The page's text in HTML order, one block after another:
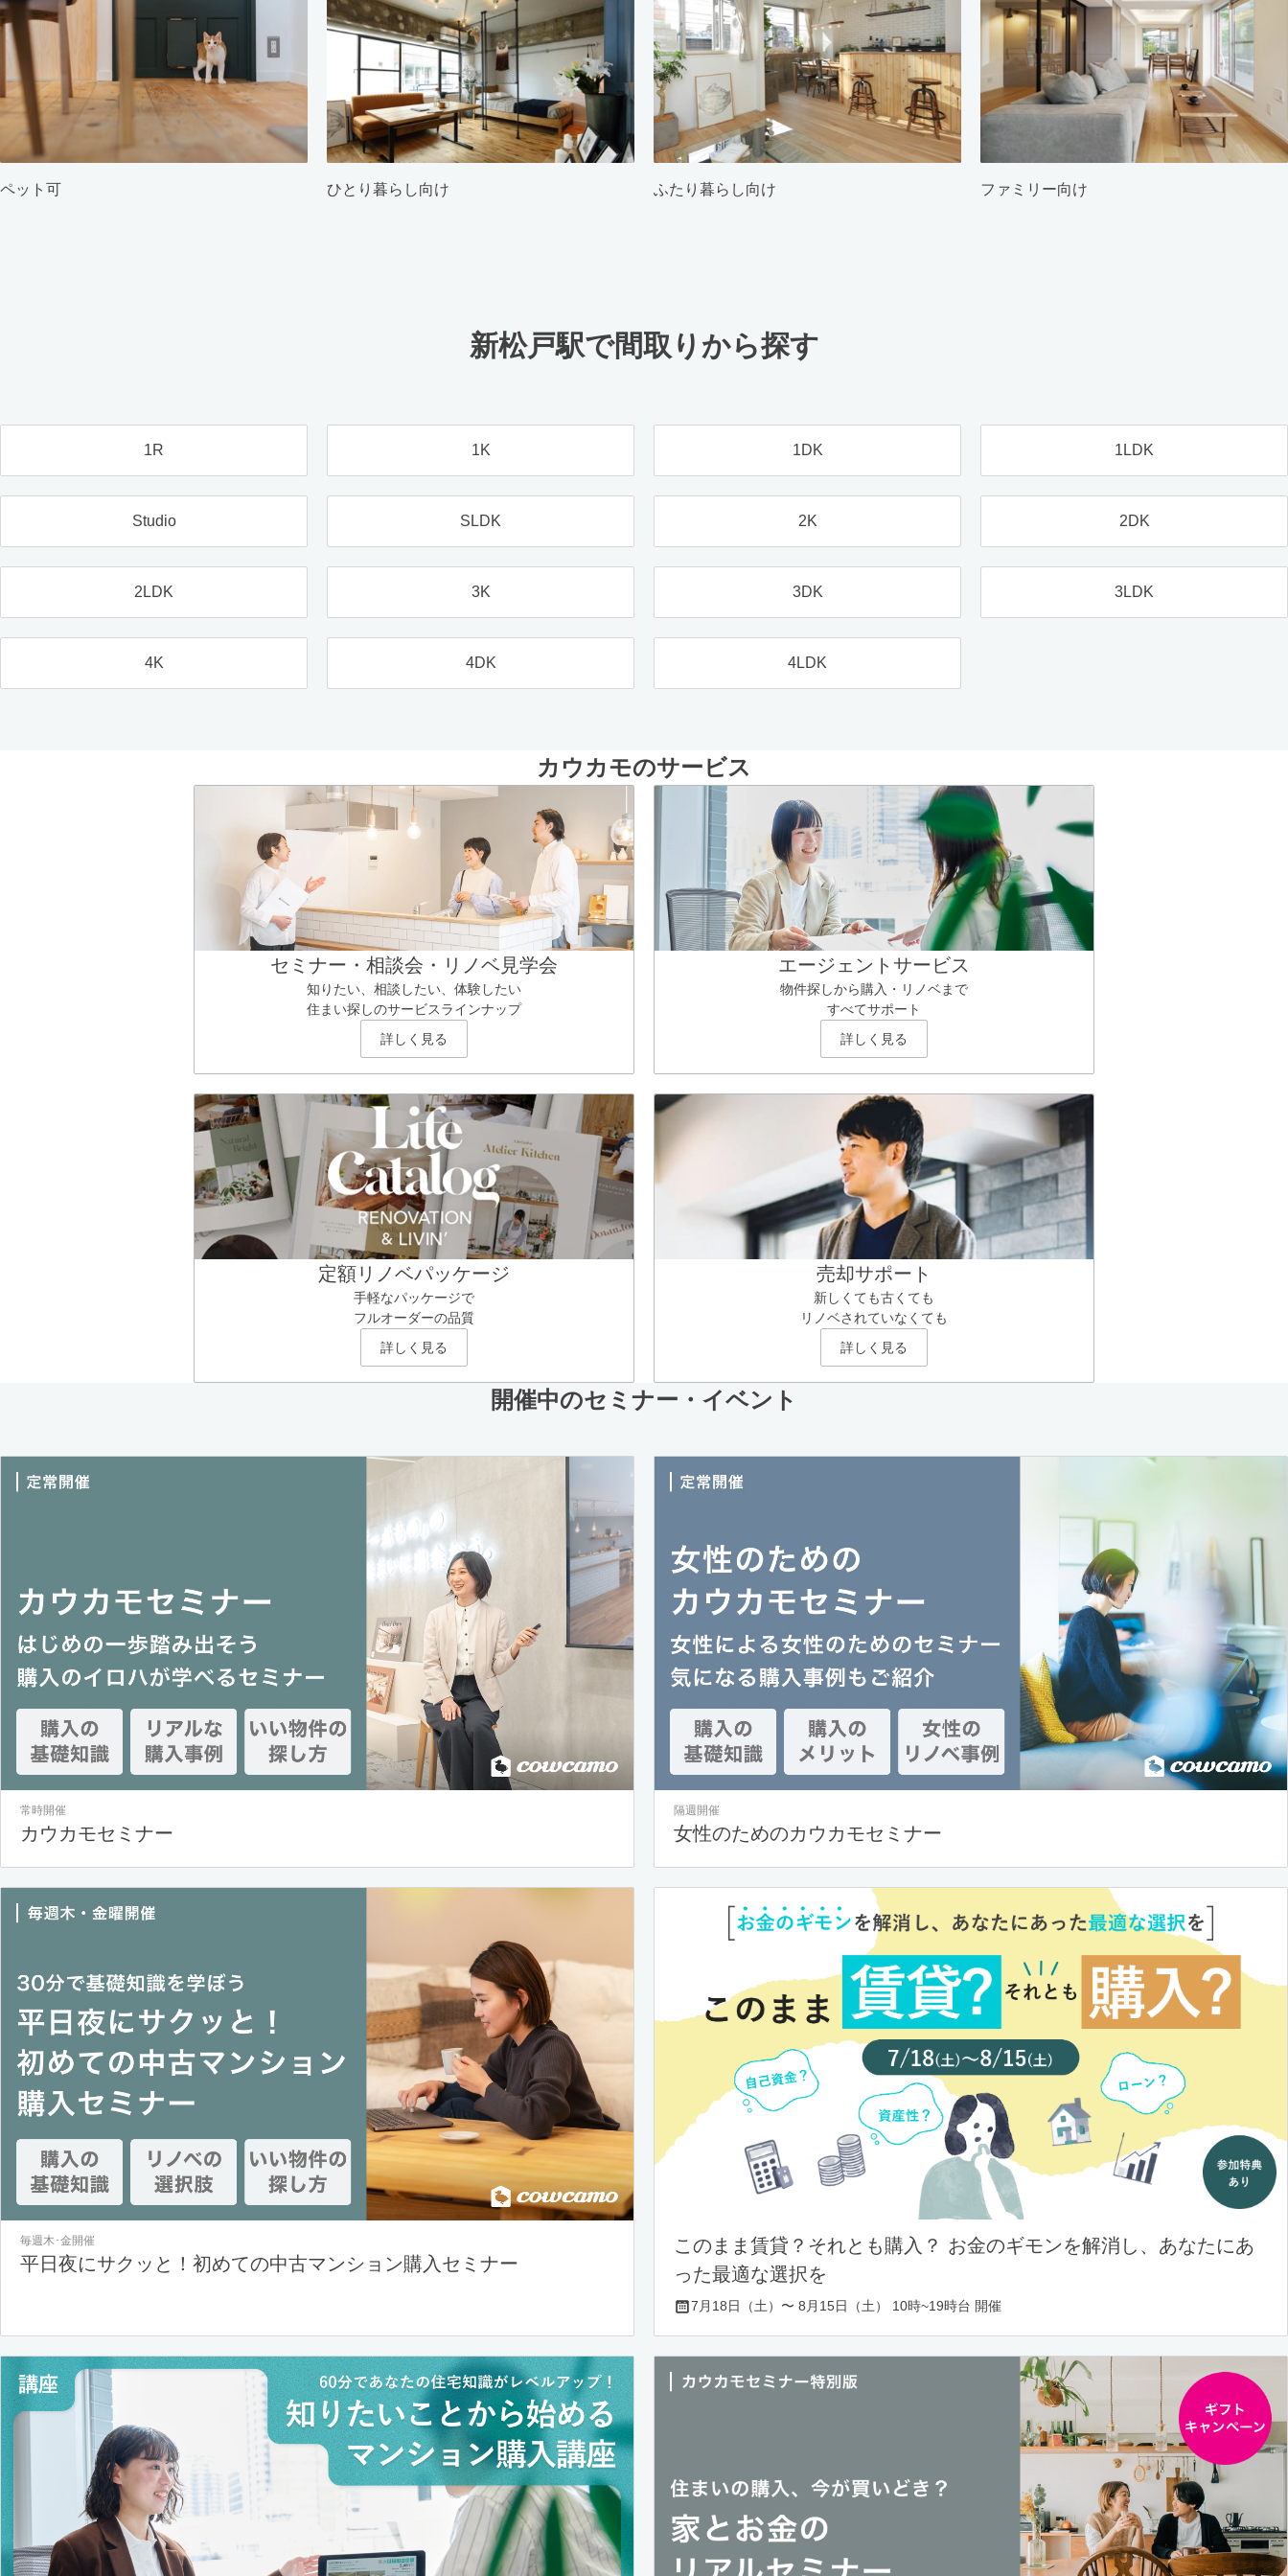
ペット可 ひとり暮らし向け ふたり暮らし向け ファミリー向け
新松戸駅で間取りから探す
1R 1K 1DK 1LDK
Studio SLDK 2K 2DK
2LDK 3K 3DK 3LDK
4K 4DK 4LDK
カウカモのサービス
セミナー・相談会・リノベ見学会
知りたい、相談したい、体験したい
住まい探しのサービスラインナップ
詳しく見る
エージェントサービス
物件探しから購入・リノベまで
すべてサポート
詳しく見る
定額リノベパッケージ
手軽なパッケージで
フルオーダーの品質
詳しく見る
売却サポート
新しくても古くても
リノベされていなくても
詳しく見る
開催中のセミナー・イベント
常時開催
カウカモセミナー
隔週開催
女性のためのカウカモセミナー
毎週木･金開催
平日夜にサクッと！初めての中古マンション購入セミナー
このまま賃貸？それとも購入？ お金のギモンを解消し、あなたにあ
った最適な選択を
7月18日（土）〜 8月15日（土） 10時~19時台 開催